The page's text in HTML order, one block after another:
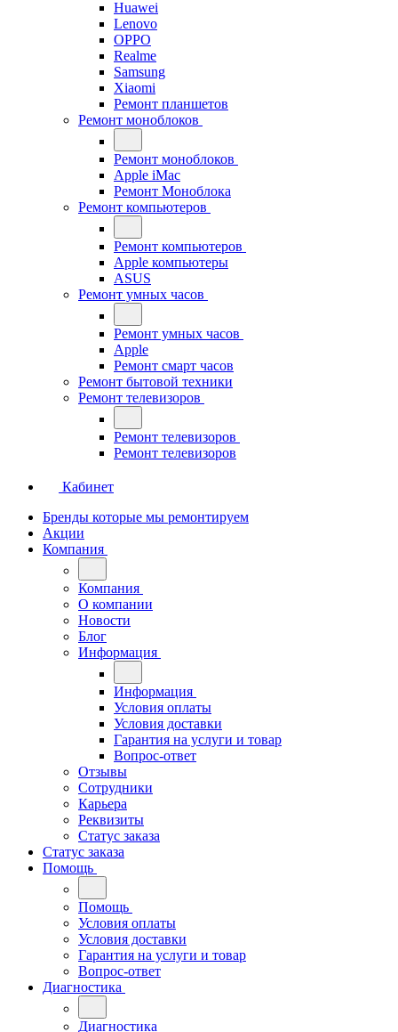
Huawei
Lenovo
OPPO
Realme
Samsung
Xiaomi
Ремонт планшетов
Ремонт моноблоков
Ремонт моноблоков
Apple iMac
Ремонт Моноблока
Ремонт компьютеров
Ремонт компьютеров
Apple компьютеры
ASUS
Ремонт умных часов
Ремонт умных часов
Apple
Ремонт смарт часов
Ремонт бытовой техники
Ремонт телевизоров
Ремонт телевизоров
Ремонт телевизоров
Кабинет
Бренды которые мы ремонтируем
Акции
Компания
Компания
О компании
Новости
Блог
Информация
Информация
Условия оплаты
Условия доставки
Гарантия на услуги и товар
Вопрос-ответ
Отзывы
Сотрудники
Карьера
Реквизиты
Статус заказа
Статус заказа
Помощь
Помощь
Условия оплаты
Условия доставки
Гарантия на услуги и товар
Вопрос-ответ
Диагностика
Диагностика